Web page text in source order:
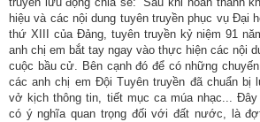
hiệu và các nội dung tuyên truyền phục vụ Đại
thứ XIII của Đảng, tuyên truyền kỷ niệm 91
anh chị em bắt tay ngay vào thực hiện các nội
cuộc bầu cử. Bên cạnh đó để có những
các anh chị em Đội Tuyên truyền đã chuẩn bị
vở kịch thông tin, tiết mục ca múa nhạc...
có ý nghĩa quan trọng đối với đất nước, là